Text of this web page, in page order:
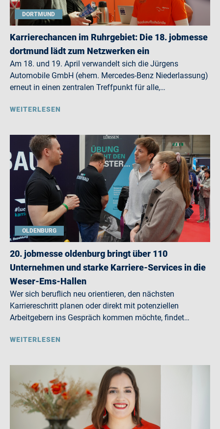
DORTMUND
Karrierechancen im Ruhrgebiet: Die 18. jobmesse
dortmund lädt zum Netzwerken ein
Am 18. und 19. April verwandelt sich die Jürgens
Automobile GmbH (ehem. Mercedes-Benz Niederlassung)
erneut in einen zentralen Treffpunkt für alle,…
WEITERLESEN
OLDENBURG
20. jobmesse oldenburg bringt über 110
Unternehmen und starke Karriere-Services in die
Weser-Ems-Hallen
Wer sich beruflich neu orientieren, den nächsten
Karriereschritt planen oder direkt mit potenziellen
Arbeitgebern ins Gespräch kommen möchte, findet…
WEITERLESEN